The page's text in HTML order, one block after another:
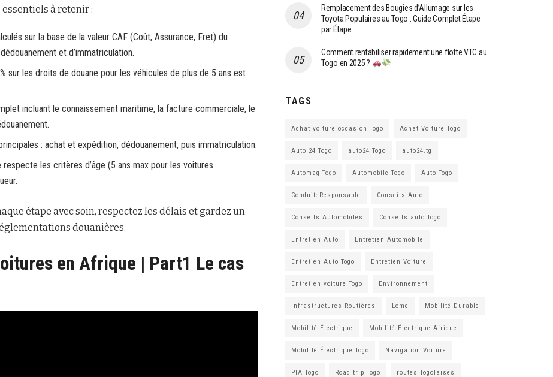
à retenir :
sur la base de la valeur CAF (Coût, Assurance, Fret) du
et d’immatriculation.
sur les droits de douane pour les véhicules de plus de 5 ans est
incluant le connaissement maritime, la facture commerciale, le
: achat et expédition, dédouanement, puis immatriculation.
les critères d’âge (5 ans max pour les voitures
étape avec soin, respectez les délais et gardez un
douanières.
en Afrique | Part1 Le cas
Remplacement des Bougies d’Allumage sur les
Toyota Populaires au Togo : Guide Complet Étape
par Étape
Comment rentabiliser rapidement une flotte VTC au
Togo en 2025 ?
TAGS
Achat voiture occasion Togo Achat Voiture Togo
Auto 24 Togo auto24 Togo auto24.tg
Automag Togo Automobile Togo Auto Togo
ConduiteResponsable Conseils Auto
Conseils Automobiles Conseils auto Togo
Entretien Auto Entretien Automobile
Entretien Auto Togo Entretien Voiture
Entretien voiture Togo Environnement
Infrastructures Routières Lome Mobilité Durable
Mobilité Électrique Mobilité Électrique Afrique
Mobilité Électrique Togo Navigation Voiture
PIA Togo Road trip Togo routes Togolaises